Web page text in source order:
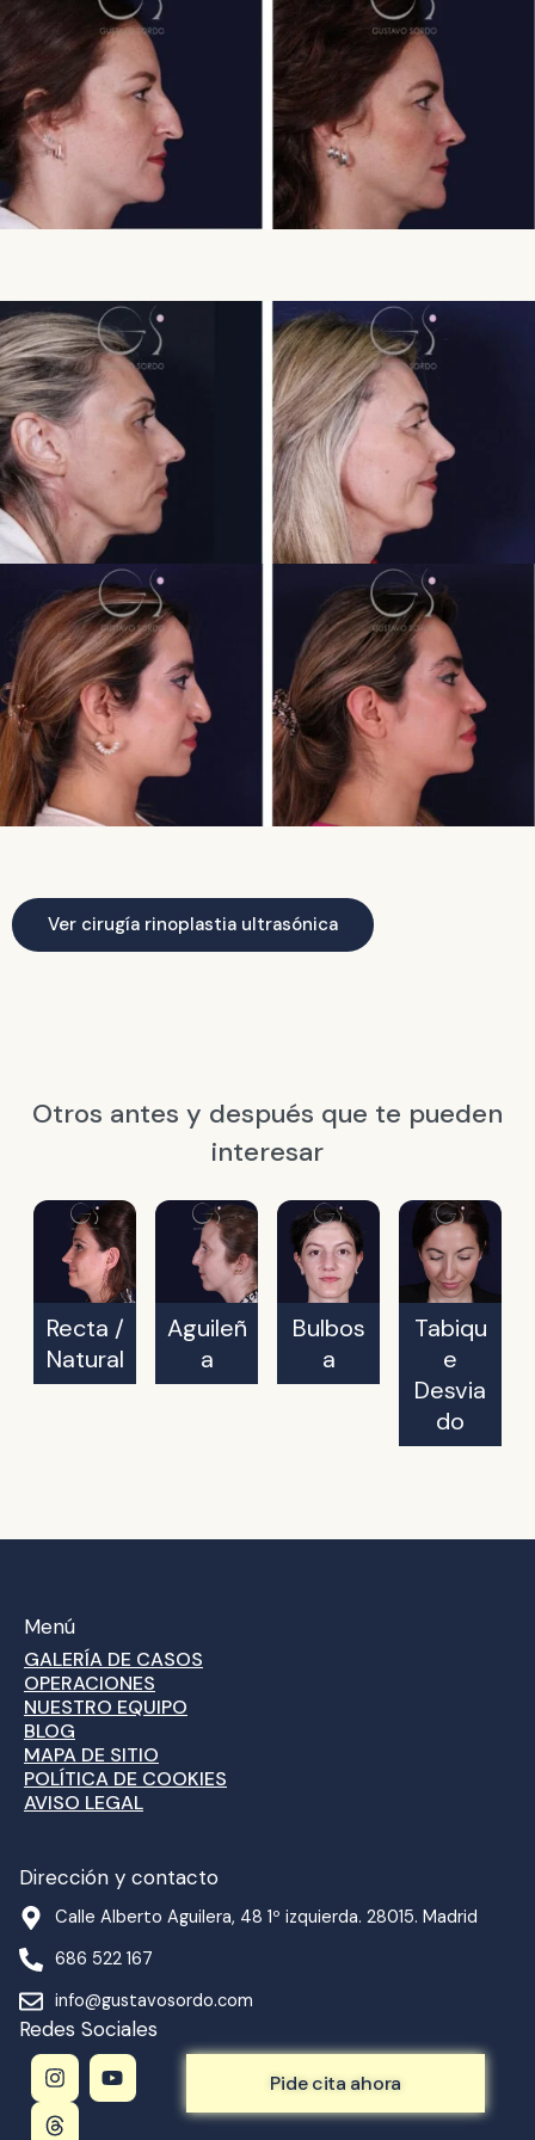
Ver cirugía rinoplastia ultrasónica
Otros antes y después que te pueden
interesar
Recta /
Natural
Aguileñ
a
Bulbos
a
Tabiqu
e
Desvia
do
Menú
GALERÍA DE CASOS
OPERACIONES
NUESTRO EQUIPO
BLOG
MAPA DE SITIO
POLÍTICA DE COOKIES
AVISO LEGAL
Dirección y contacto
Calle Alberto Aguilera, 48 1º izquierda. 28015. Madrid
686 522 167
info@gustavosordo.com
Redes Sociales
I
n
t
Y
o
u
T
h
e
Pide cita ahora